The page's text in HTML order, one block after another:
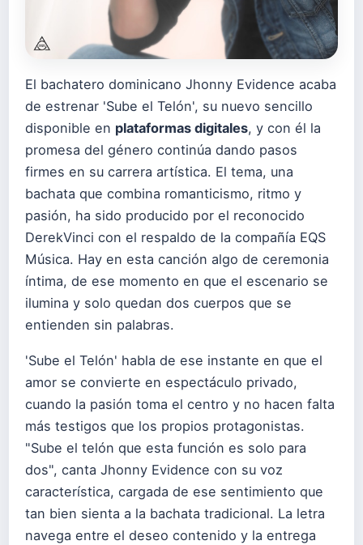
El bachatero dominicano Jhonny Evidence acaba
de estrenar 'Sube el Telón', su nuevo sencillo
disponible en plataformas digitales, y con él la
promesa del género continúa dando pasos
firmes en su carrera artística. El tema, una
bachata que combina romanticismo, ritmo y
pasión, ha sido producido por el reconocido
DerekVinci con el respaldo de la compañía EQS
Música. Hay en esta canción algo de ceremonia
íntima, de ese momento en que el escenario se
ilumina y solo quedan dos cuerpos que se
entienden sin palabras.
'Sube el Telón' habla de ese instante en que el
amor se convierte en espectáculo privado,
cuando la pasión toma el centro y no hacen falta
más testigos que los propios protagonistas.
"Sube el telón que esta función es solo para
dos", canta Jhonny Evidence con su voz
característica, cargada de ese sentimiento que
tan bien sienta a la bachata tradicional. La letra
navega entre el deseo contenido y la entrega